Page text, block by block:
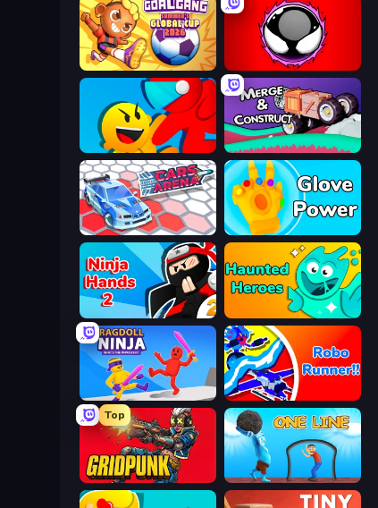
Goal Gang Splatmans
Riot Escape Merge & Construct
Cars Arena Glove Power
Ninja Hands 2 Haunted Heroes
Ragdoll Ninja: Imposter Hero Robo Runner
Top
One Line